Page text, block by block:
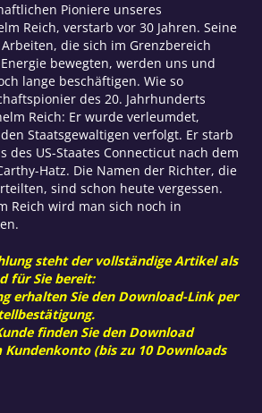
Pioniere unseres
Reich, verstarb vor 30 Jahren. Seine
die sich im Grenzbereich
bewegten, werden uns und
lange beschäftigen. Wie so
des 20. Jahrhunderts
Reich: Er wurde verleumdet,
Staatsgewaltigen verfolgt. Er starb
des US-Staates Connecticut nach dem
Hatz. Die Namen der Richter, die
sind schon heute vergessen.
Reich wird man sich noch in
steht der vollständige Artikel als
für Sie bereit:
erhalten Sie den Download-Link per
finden Sie den Download
(bis zu 10 Downloads